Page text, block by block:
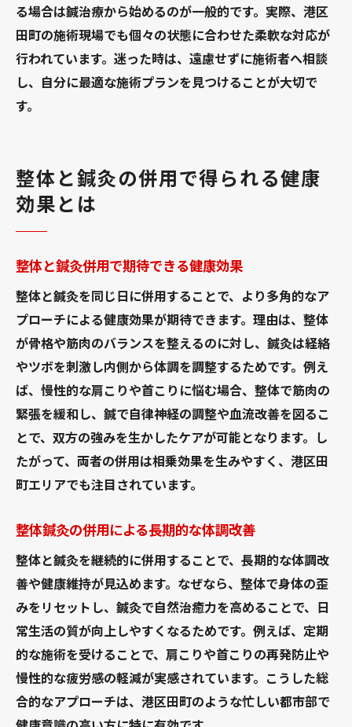
る場合は鍼治療から始めるのが一般的です。実際、港区
田町の施術現場でも個々の状態に合わせた柔軟な対応が
行われています。迷った時は、遠慮せずに施術者へ相談
し、自分に最適な施術プランを見つけることが大切で
す。
整体と鍼灸の併用で得られる健康
効果とは
整体と鍼灸併用で期待できる健康効果
整体と鍼灸を同じ日に併用することで、より多角的なア
プローチによる健康効果が期待できます。理由は、整体
が骨格や筋肉のバランスを整えるのに対し、鍼灸は経絡
やツボを刺激し内側から体調を調整するためです。例え
ば、慢性的な肩こりや首こりに悩む場合、整体で筋肉の
緊張を緩和し、鍼で自律神経の調整や血流改善を図るこ
とで、双方の強みを生かしたケアが可能となります。し
たがって、両者の併用は相乗効果を生みやすく、港区田
町エリアでも注目されています。
整体鍼灸の併用による長期的な体調改善
整体と鍼灸を継続的に併用することで、長期的な体調改
善や健康維持が見込めます。なぜなら、整体で身体の歪
みをリセットし、鍼灸で自然治癒力を高めることで、日
常生活の質が向上しやすくなるためです。例えば、定期
的な施術を受けることで、肩こりや首こりの再発防止や
慢性的な疲労感の軽減が実感されています。こうした総
合的なアプローチは、港区田町のような忙しい都市部で